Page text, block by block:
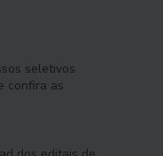
seletivos
confira as